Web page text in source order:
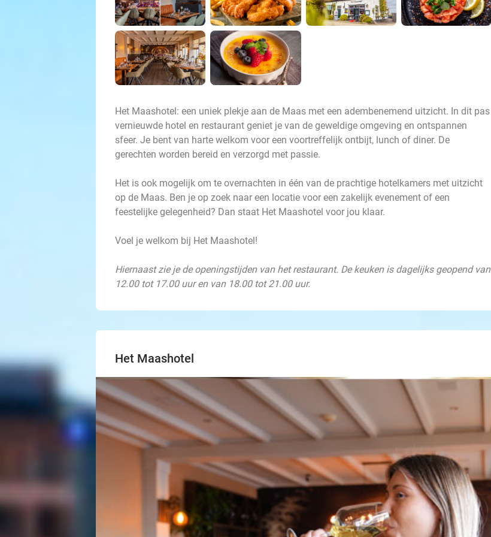
Het Maashotel: een uniek plekje aan de Maas met een adembenemend uitzicht. In dit pas
vernieuwde hotel en restaurant geniet je van de geweldige omgeving en ontspannen
sfeer. Je bent van harte welkom voor een voortreffelijk ontbijt, lunch of diner. De
gerechten worden bereid en verzorgd met passie.
Het is ook mogelijk om te overnachten in één van de prachtige hotelkamers met uitzicht
op de Maas. Ben je op zoek naar een locatie voor een zakelijk evenement of een
feestelijke gelegenheid? Dan staat Het Maashotel voor jou klaar.
Voel je welkom bij Het Maashotel!
Hiernaast zie je de openingstijden van het restaurant. De keuken is dagelijks geopend van
12.00 tot 17.00 uur en van 18.00 tot 21.00 uur.
Het Maashotel